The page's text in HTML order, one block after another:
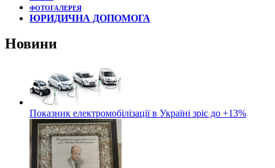
ФОТОГАЛЕРЕЯ
ЮРИДИЧНА ДОПОМОГА
Новини
Показник електромобілізації в Україні зріс до +13%